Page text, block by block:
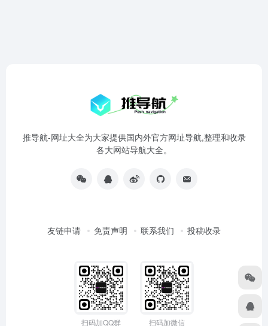
推导航-网址大全为大家提供国内外官方网址导航,整理和收录
各大网站导航大全。
友链申请 免责声明 联系我们 投稿收录
扫码加QQ群 扫码加微信